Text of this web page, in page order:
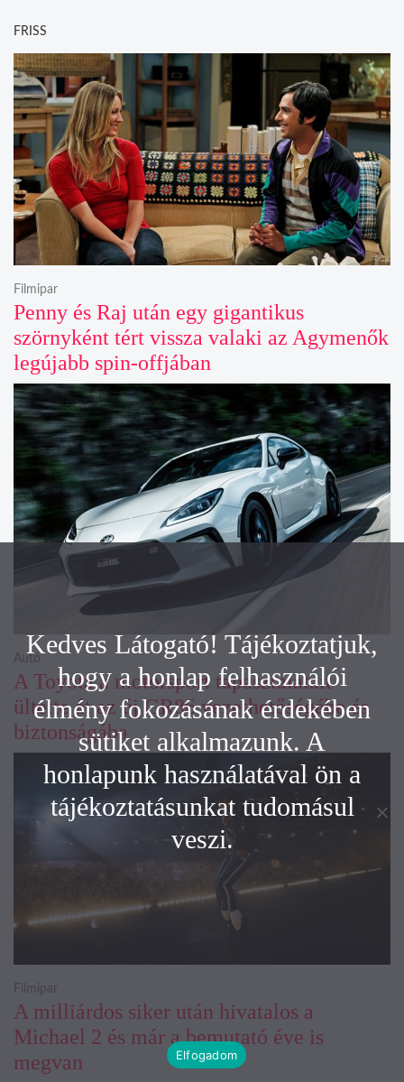
FRISS
Penny és Raj után egy gigantikus
szörnyként tért vissza valaki az Agymenők
legújabb spin-offjában
Filmipar
A Toyota a motorsport tapasztalatait
ültette át az új GR86 vezethetőségébe és
biztonságába
Autó
A milliárdos siker után hivatalos a
Michael 2 és már a bemutató éve is
megvan
Filmipar
Kedves Látogató! Tájékoztatjuk,
hogy a honlap felhasználói
élmény fokozásának érdekében
sütiket alkalmazunk. A
honlapunk használatával ön a
tájékoztatásunkat tudomásul
veszi.
Elfogadom